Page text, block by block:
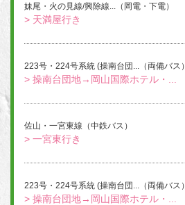
妹尾・火の見線/興除線...（岡電・下電）
> 天満屋行き
223号・224号系統 (操南台団...（両備バス）
> 操南台団地→岡山国際ホテル・...
佐山・一宮東線（中鉄バス）
> 一宮東行き
223号・224号系統 (操南台団...（両備バス）
> 操南台団地→岡山国際ホテル・...